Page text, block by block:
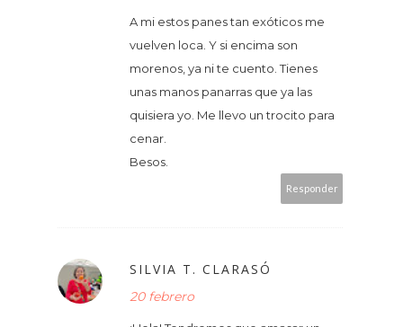
A mi estos panes tan exóticos me
vuelven loca. Y si encima son
morenos, ya ni te cuento. Tienes
unas manos panarras que ya las
quisiera yo. Me llevo un trocito para
cenar.
Besos.
Responder
SILVIA T. CLARASÓ
20 febrero